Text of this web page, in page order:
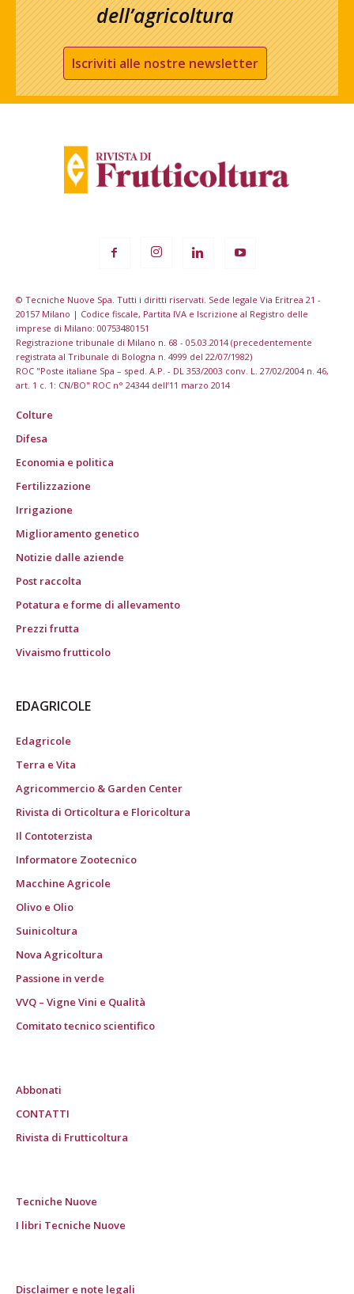
dell’agricoltura
Iscriviti alle nostre newsletter
© Tecniche Nuove Spa. Tutti i diritti riservati. Sede legale Via Eritrea 21 -
20157 Milano | Codice fiscale, Partita IVA e Iscrizione al Registro delle
imprese di Milano: 00753480151
Registrazione tribunale di Milano n. 68 - 05.03.2014 (precedentemente
registrata al Tribunale di Bologna n. 4999 del 22/07/1982)
ROC "Poste italiane Spa – sped. A.P. - DL 353/2003 conv. L. 27/02/2004 n. 46,
art. 1 c. 1: CN/BO" ROC n° 24344 dell’11 marzo 2014
Colture
Difesa
Economia e politica
Fertilizzazione
Irrigazione
Miglioramento genetico
Notizie dalle aziende
Post raccolta
Potatura e forme di allevamento
Prezzi frutta
Vivaismo frutticolo
EDAGRICOLE
Edagricole
Terra e Vita
Agricommercio & Garden Center
Rivista di Orticoltura e Floricoltura
Il Contoterzista
Informatore Zootecnico
Macchine Agricole
Olivo e Olio
Suinicoltura
Nova Agricoltura
Passione in verde
VVQ – Vigne Vini e Qualità
Comitato tecnico scientifico
Abbonati
CONTATTI
Rivista di Frutticoltura
Tecniche Nuove
I libri Tecniche Nuove
Disclaimer e note legali